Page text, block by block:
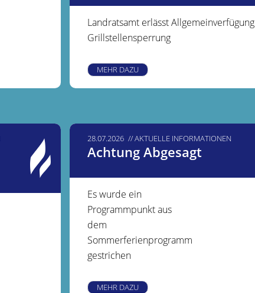
Landratsamt erlässt Allgemeinverfügung
Grillstellensperrung
MEHR DAZU
AKTUELLE INFORMATIONEN
28.07.2026
Achtung Abgesagt
Es wurde ein
Programmpunkt aus
dem
Sommerferienprogramm
gestrichen
MEHR DAZU